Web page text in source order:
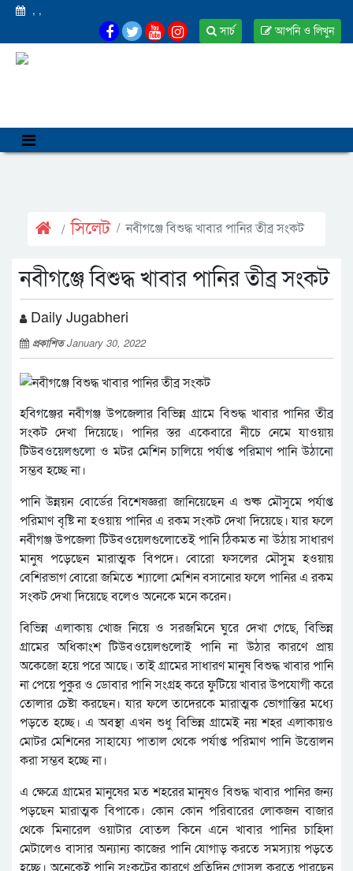
, ,
আপনি ও লিখুন
সার্চ
সিলেট নবীগঞ্জে বিশুদ্ধ খাবার পানির তীব্র সংকট
নবীগঞ্জে বিশুদ্ধ খাবার পানির তীব্র সংকট
Daily Jugabheri
প্রকাশিতJanuary 30, 2022
হবিগঞ্জের নবীগঞ্জ উপজেলার বিভিন্ন গ্রামে বিশুদ্ধ খাবার পানির তীব্র
সংকট দেখা দিয়েছে। পানির স্তর একেবারে নীচে নেমে যাওয়ায়
টিউবওয়েলগুলো ও মটর মেশিন চালিয়ে পর্যাপ্ত পরিমাণ পানি উঠানো
সম্ভব হচ্ছে না।
পানি উন্নয়ন বোর্ডের বিশেষজ্ঞরা জানিয়েছেন এ শুষ্ক মৌসুমে পর্যাপ্ত
পরিমাণ বৃষ্টি না হওয়ায় পানির এ রকম সংকট দেখা দিয়েছে। যার ফলে
নবীগঞ্জ উপজেলা টিউবওয়েলগুলোতেই পানি ঠিকমত না উঠায় সাধারণ
মানুষ পড়েছেন মারাত্মক বিপদে। বোরো ফসলের মৌসুম হওয়ায়
বেশিরভাগ বোরো জমিতে শ্যালো মেশিন বসানোর ফলে পানির এ রকম
সংকট দেখা দিয়েছে বলেও অনেকে মনে করেন।
বিভিন্ন এলাকায় খোজ নিয়ে ও সরজমিনে ঘুরে দেখা গেছে, বিভিন্ন
গ্রামের অধিকাংশ টিউবওয়েলগুলোই পানি না উঠার কারণে প্রায়
অকেজো হয়ে পরে আছে। তাই গ্রামের সাধারণ মানুষ বিশুদ্ধ খাবার পানি
না পেয়ে পুকুর ও ডোবার পানি সংগ্রহ করে ফুটিয়ে খাবার উপযোগী করে
তোলার চেষ্টা করছেন। যার ফলে তাদেরকে মারাত্মক ভোগান্তির মধ্যে
পড়তে হচ্ছে। এ অবস্থা এখন শুধু বিভিন্ন গ্রামেই নয় শহর এলাকায়ও
মোটর মেশিনের সাহায্যে পাতাল থেকে পর্যাপ্ত পরিমাণ পানি উত্তোলন
করা সম্ভব হচ্ছে না।
এ ক্ষেত্রে গ্রামের মানুষের মত শহরের মানুষও বিশুদ্ধ খাবার পানির জন্য
পড়ছেন মারাত্মক বিপাকে। কোন কোন পরিবারের লোকজন বাজার
থেকে মিনারেল ওয়াটার বোতল কিনে এনে খাবার পানির চাহিদা
মেটালেও বাসার অন্যান্য কাজের পানি যোগাড় করতে সমস্যায় পড়তে